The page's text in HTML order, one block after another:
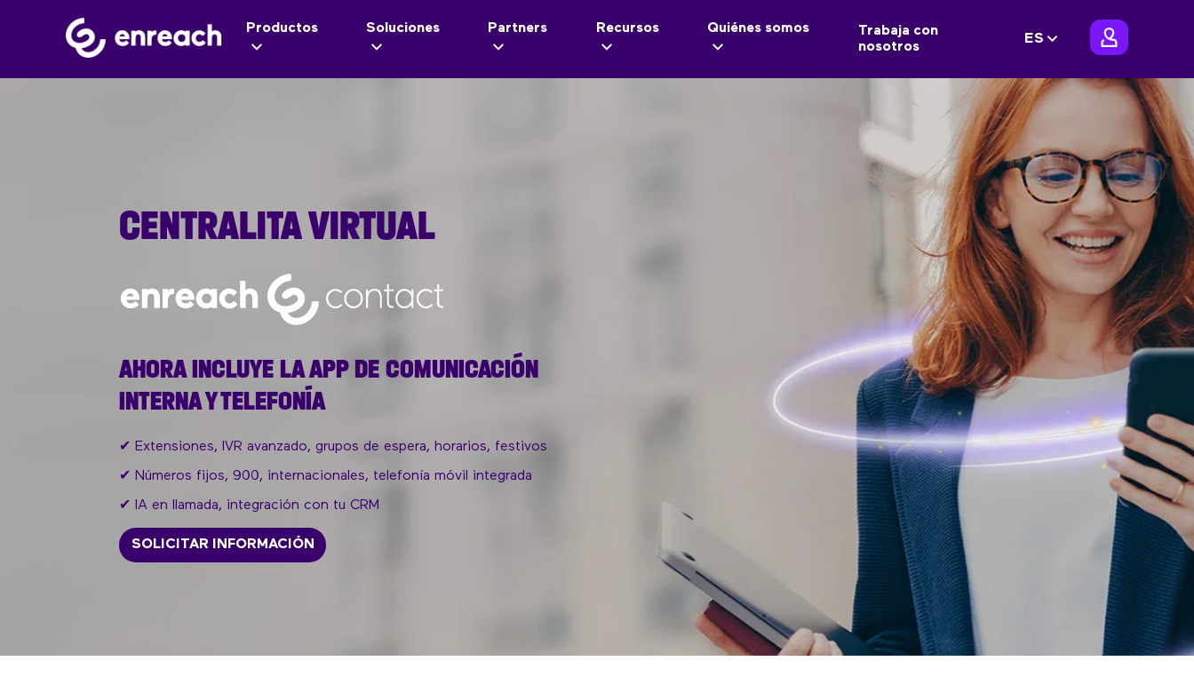
Productos Soluciones Partners Recursos Quiénes somos
Trabaja con
nosotros
ES
CENTRALITA VIRTUAL
AHORA INCLUYE LA APP DE COMUNICACIÓN
INTERNA Y TELEFONÍA
✔ Extensiones, IVR avanzado, grupos de espera, horarios, festivos
✔ Números fijos, 900, internacionales, telefonía móvil integrada
✔ IA en llamada, integración con tu CRM
SOLICITAR INFORMACIÓN